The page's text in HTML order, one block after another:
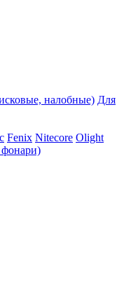
налобные) Для
Fenix Nitecore Olight